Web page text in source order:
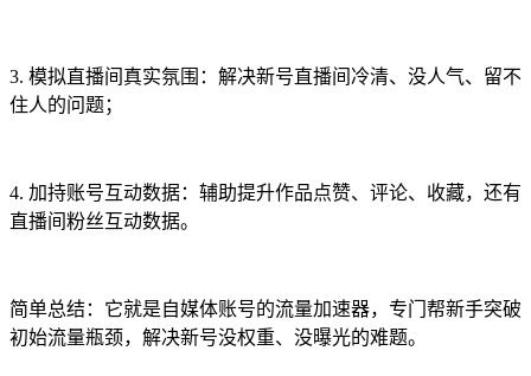
3. 模拟直播间真实氛围：解决新号直播间冷清、没人气、留不
住人的问题；
4. 加持账号互动数据：辅助提升作品点赞、评论、收藏，还有
直播间粉丝互动数据。
简单总结：它就是自媒体账号的流量加速器，专门帮新手突破
初始流量瓶颈，解决新号没权重、没曝光的难题。